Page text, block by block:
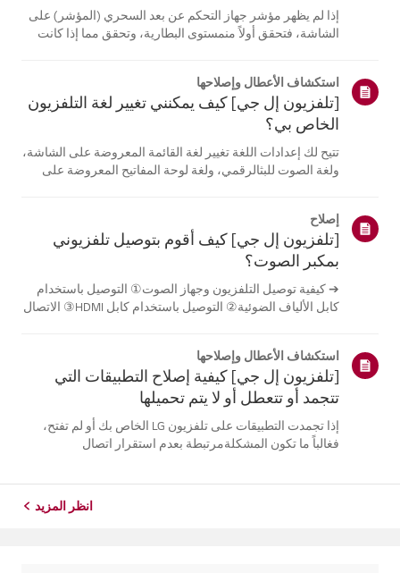
إذا لم يظهر مؤشر جهاز التحكم عن بعد السحري (المؤشر) على
الشاشة، فتحقق أولاً منمستوى البطارية، وتحقق مما إذا كانت
التلفزيون. أعد تسج...
استكشاف الأعطال وإصلاحها
[تلفزيون إل جي] كيف يمكنني تغيير لغة التلفزيون
الخاص بي؟
تتيح لك إعدادات اللغة تغيير لغة القائمة المعروضة على الشاشة،
ولغة الصوت للبثالرقمي، ولغة لوحة المفاتيح المعروضة على
نظام التشغيل web...
إصلاح
[تلفزيون إل جي] كيف أقوم بتوصيل تلفزيوني
بمكبر الصوت؟
➔ كيفية توصيل التلفزيون وجهاز الصوت① التوصيل باستخدام
كابل الألياف الضوئية② التوصيل باستخدام كابل HDMI③ الاتصال
باستخدام كابل ا...
استكشاف الأعطال وإصلاحها
[تلفزيون إل جي] كيفية إصلاح التطبيقات التي
تتجمد أو تتعطل أو لا يتم تحميلها
إذا تجمدت التطبيقات على تلفزيون LG الخاص بك أو لم تفتح،
فغالباً ما تكون المشكلةمرتبطة بعدم استقرار اتصال
انظر المزيد